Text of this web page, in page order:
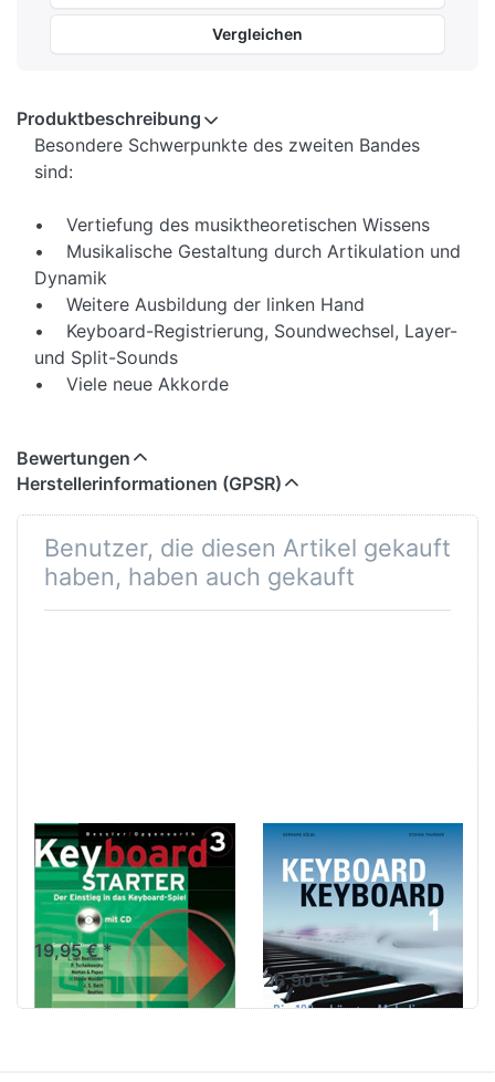
Vergleichen
Produktbeschreibung
Besondere Schwerpunkte des zweiten Bandes
sind:
• Vertiefung des musiktheoretischen Wissens
• Musikalische Gestaltung durch Artikulation und
Dynamik
• Weitere Ausbildung der linken Hand
• Keyboard-Registrierung, Soundwechsel, Layer-
und Split-Sounds
• Viele neue Akkorde
Gees, Pet Shop Boys und Songs aus bekannten
Musicals wie „Cats“.
Bewertungen
Herstellerinformationen (GPSR)
Benutzer, die diesen Artikel gekauft
haben, haben auch gekauft
Keyboard
Starter Band 3 +
CD
19,95 € *
Keyboard-
Keyboard - für
Keyboard leicht
arrangiert
26,90 € *